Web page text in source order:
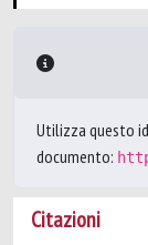
Utilizza questo
documento:
Citazioni